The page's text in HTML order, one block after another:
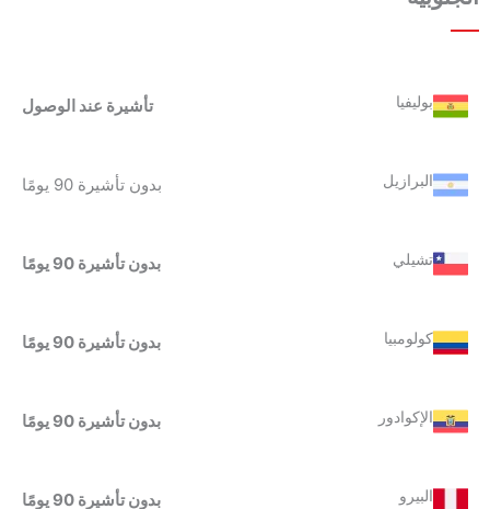
بوليفيا تأشيرة عند الوصول
البرازيل بدون تأشيرة 90 يومًا
تشيلي بدون تأشيرة 90 يومًا
كولومبيا بدون تأشيرة 90 يومًا
الإكوادور بدون تأشيرة 90 يومًا
البيرو بدون تأشيرة 90 يومًا